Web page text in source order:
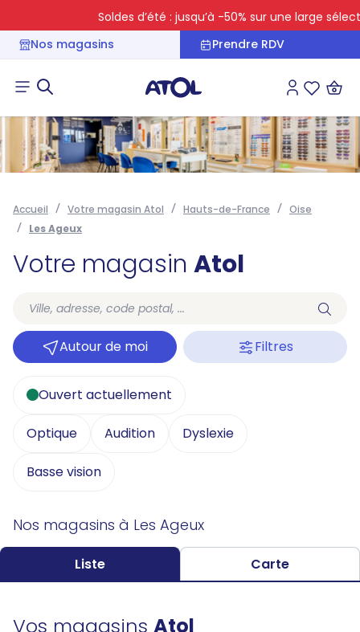
Soldes d’été : jusqu’à -50% sur une large
Nos magasins
Prendre RDV
Connexion
Accueil Votre magasin Atol Hauts-de-France
Oise
Les Ageux
Votre magasin Atol
Autour de moi Filtres
Ouvert actuellement
Optique Audition Dyslexie
Basse vision
Nos magasins à Les Ageux
Liste Carte
Vos magasins Atol